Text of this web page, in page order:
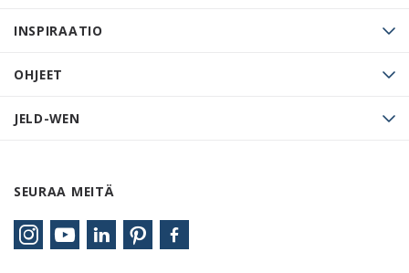
INSPIRAATIO
OHJEET
JELD-WEN
SEURAA MEITÄ